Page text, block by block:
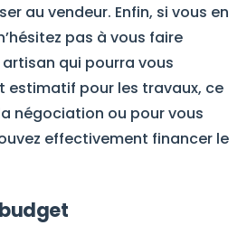
au vendeur. Enfin, si vous en
pas à vous faire
qui pourra vous
estimatif pour les travaux, ce
négociation ou pour vous
effectivement financer le